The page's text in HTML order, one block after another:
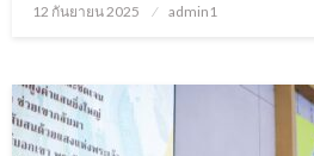
Posted
12 กันยายน 2025 admin1